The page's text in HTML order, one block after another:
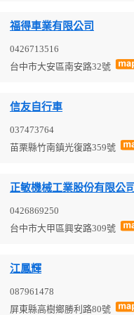
福得車業有限公司
0426713516
台中市大安區南安路32號
信友自行車
037473764
苗栗縣竹南鎮光復路359號
正敏機械工業股份有限公司
0426869250
台中市大甲區興安路309號
江鳳輝
087961478
屏東縣高樹鄉勝利路80號